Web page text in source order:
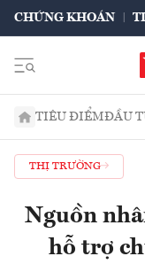
CHỨNG KHOÁN
TIÊU ĐIỂMĐẦU
THỊ TRƯỜNG
Nguồn
hỗ trợ